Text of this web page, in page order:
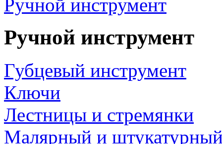
Ручной инструмент
Ручной инструмент
Губцевый инструмент
Ключи
Лестницы и стремянки
Малярный и